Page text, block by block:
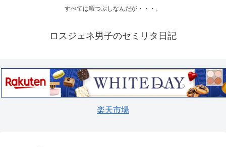
すべては暇つぶしなんだが・・・。
ロスジェネ男子のセミリタ日記
楽天市場